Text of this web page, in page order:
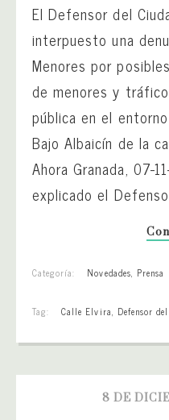
El Defensor del
interpuesto una
Menores por
de menores y
pública en el
Bajo Albaicín de la
Ahora Granada, 07-
explicado el
Categoría: Novedades, Prensa
Tag: Calle Elvira, Defensor
8 DE